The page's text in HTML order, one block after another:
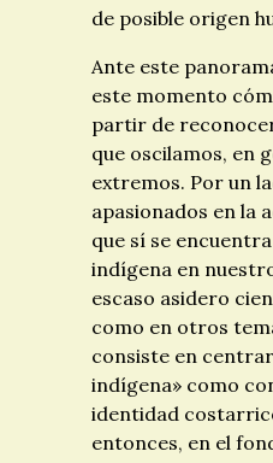
de posible origen
Ante este
este momento
partir de
que oscilamos, en
extremos. Por un
apasionados en la
que sí se
indígena en
escaso asidero
como en otros
consiste en
indígena» como
identidad
entonces, en el